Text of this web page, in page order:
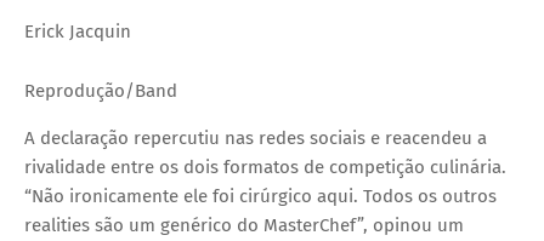
Erick Jacquin
Reprodução/Band
A declaração repercutiu nas redes sociais e reacendeu a
rivalidade entre os dois formatos de competição culinária.
“Não ironicamente ele foi cirúrgico aqui. Todos os outros
realities são um genérico do MasterChef”, opinou um